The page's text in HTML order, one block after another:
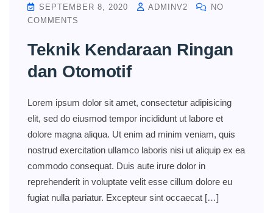
SEPTEMBER 8, 2020 ADMINV2
NO
COMMENTS
Teknik Kendaraan Ringan
dan Otomotif
Lorem ipsum dolor sit amet, consectetur adipisicing
elit, sed do eiusmod tempor incididunt ut labore et
dolore magna aliqua. Ut enim ad minim veniam, quis
nostrud exercitation ullamco laboris nisi ut aliquip ex ea
commodo consequat. Duis aute irure dolor in
reprehenderit in voluptate velit esse cillum dolore eu
fugiat nulla pariatur. Excepteur sint occaecat […]